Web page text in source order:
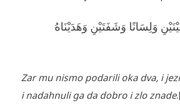
وَلِسَانًا وَشَفَتَيْنِ وَهَدَيْنَاهُ
Zar mu nismo podarili oka dva, i
i nadahnuli ga da dobro i zlo znade.